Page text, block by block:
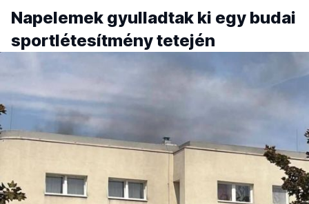
Napelemek gyulladtak ki egy budai
sportlétesítmény tetején